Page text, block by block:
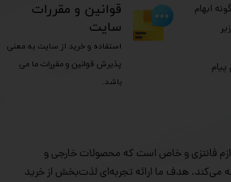
لوازم فانتزی و خاص است که محصولات خارجی و
می‌کند. هدف ما ارائه تجربه‌ای لذت‌بخش از خرید
ابهام
​قوانین و مقررات
سایت
استفاده و خرید از سایت به معنی
پذیرش قوانین و مقررات ما می
باشد.